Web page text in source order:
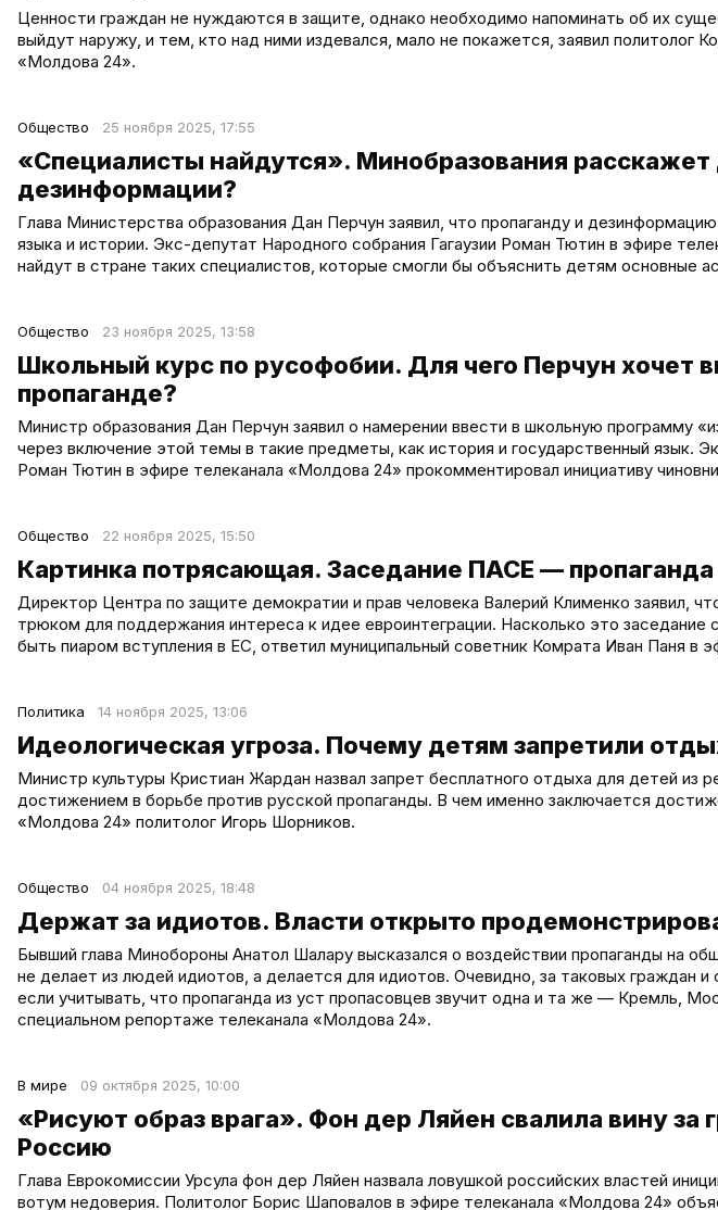
Ценности граждан не нуждаются в защите, однако необходимо напоминать об их
выйдут наружу, и тем, кто над ними издевался, мало не покажется, заявил политолог
«Молдова 24».
Общество 25 ноября 2025, 17:55
«Специалисты найдутся». Минобразования расскажет
дезинформации?
Глава Министерства образования Дан Перчун заявил, что пропаганду и
языка и истории. Экс-депутат Народного собрания Гагаузии Роман Тютин в эфире
найдут в стране таких специалистов, которые смогли бы объяснить детям основные
Общество 23 ноября 2025, 13:58
Школьный курс по русофобии. Для чего Перчун хочет
пропаганде?
Министр образования Дан Перчун заявил о намерении ввести в школьную программу
через включение этой темы в такие предметы, как история и государственный язык.
Роман Тютин в эфире телеканала «Молдова 24» прокомментировал инициативу
Общество 22 ноября 2025, 15:50
Картинка потрясающая. Заседание ПАСЕ — пропаганда
Директор Центра по защите демократии и прав человека Валерий Клименко заявил,
трюком для поддержания интереса к идее евроинтеграции. Насколько это заседание
быть пиаром вступления в ЕС, ответил муниципальный советник Комрата Иван Паня в
Политика 14 ноября 2025, 13:06
Идеологическая угроза. Почему детям запретили
Министр культуры Кристиан Жардан назвал запрет бесплатного отдыха для детей из
достижением в борьбе против русской пропаганды. В чем именно заключается
«Молдова 24» политолог Игорь Шорников.
Общество 04 ноября 2025, 18:48
Держат за идиотов. Власти открыто
Бывший глава Минобороны Анатол Шалару высказался о воздействии пропаганды на
не делает из людей идиотов, а делается для идиотов. Очевидно, за таковых граждан
если учитывать, что пропаганда из уст пропасовцев звучит одна и та же — Кремль,
специальном репортаже телеканала «Молдова 24».
В мире 09 октября 2025, 10:00
«Рисуют образ врага». Фон дер Ляйен свалила вину за
Россию
Глава Еврокомиссии Урсула фон дер Ляйен назвала ловушкой российских властей
вотум недоверия. Политолог Борис Шаповалов в эфире телеканала «Молдова 24»